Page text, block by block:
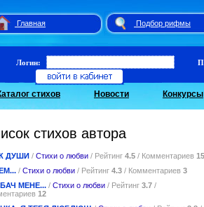
Главная Подбор рифмы
Логин:
стихов Новости Конкурсы
стихов автора
ДУШИ / Стихи о любви / Рейтинг 4.5 / Комментариев 15
/ Стихи о любви / Рейтинг 4.3 / Комментариев 3
МЕНЕ... / Стихи о любви / Рейтинг 3.7 /
12